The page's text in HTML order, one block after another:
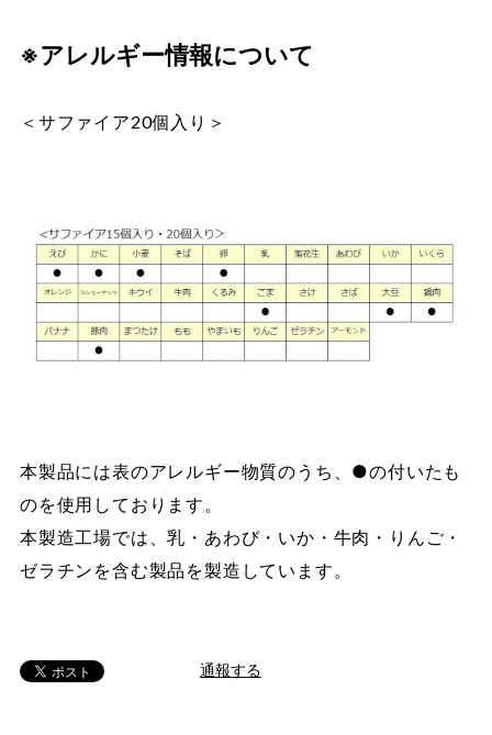
※アレルギー情報について
＜サファイア20個入り＞
本製品には表のアレルギー物質のうち、●の付いたも
のを使用しております。
本製造工場では、乳・あわび・いか・牛肉・りんご・
ゼラチンを含む製品を製造しています。
通報する